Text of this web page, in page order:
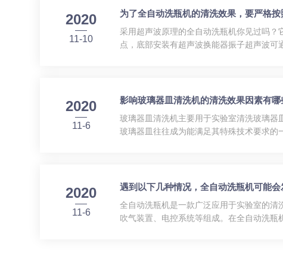
2020
11-10
为了全自动洗瓶机的清洗效果，要严格
采用超声波原理的全自动洗瓶机你见过吗
点，底部安装有超声波换能器振子超声波
2020
11-6
影响玻璃器皿清洗机的清洗效果因素有哪
玻璃器皿清洗机主要用于实验室清洗玻璃器
玻璃器皿往往成为能满足其特殊技术要求
2020
11-6
遇到以下几种情况，全自动洗瓶机可能会
全自动洗瓶机是一款广泛应用于实验室的
吹气装置、电控系统等组成。在全自动洗